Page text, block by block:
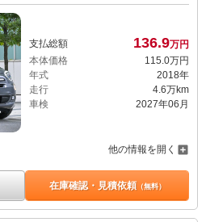
支払総額 136.9万円
本体価格
115. 0万円
年式
2018年
走行
4.6万km
車検
2027年06月
他の情報を開く
在庫確認・見積依頼（無料）